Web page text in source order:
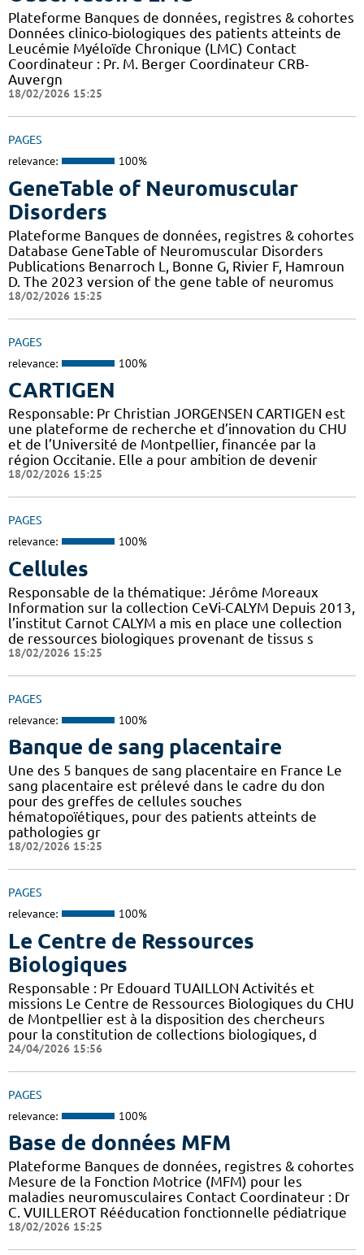
Plateforme Banques de données, registres & cohortes
Données clinico-biologiques des patients atteints de
Leucémie Myéloïde Chronique (LMC) Contact
Coordinateur : Pr. M. Berger Coordinateur CRB-
Auvergn
18/02/2026 15:25
PAGES
relevance: 100%
GeneTable of Neuromuscular
Disorders
Plateforme Banques de données, registres & cohortes
Database GeneTable of Neuromuscular Disorders
Publications Benarroch L, Bonne G, Rivier F, Hamroun
D. The 2023 version of the gene table of neuromus
18/02/2026 15:25
PAGES
relevance: 100%
CARTIGEN
Responsable: Pr Christian JORGENSEN CARTIGEN est
une plateforme de recherche et d’innovation du CHU
et de l’Université de Montpellier, financée par la
région Occitanie. Elle a pour ambition de devenir
18/02/2026 15:25
PAGES
relevance: 100%
Cellules
Responsable de la thématique: Jérôme Moreaux
Information sur la collection CeVi-CALYM Depuis 2013,
l’institut Carnot CALYM a mis en place une collection
de ressources biologiques provenant de tissus s
18/02/2026 15:25
PAGES
relevance: 100%
Banque de sang placentaire
Une des 5 banques de sang placentaire en France Le
sang placentaire est prélevé dans le cadre du don
pour des greffes de cellules souches
hématopoïétiques, pour des patients atteints de
pathologies gr
18/02/2026 15:25
PAGES
relevance: 100%
Le Centre de Ressources
Biologiques
Responsable : Pr Edouard TUAILLON Activités et
missions Le Centre de Ressources Biologiques du CHU
de Montpellier est à la disposition des chercheurs
pour la constitution de collections biologiques, d
24/04/2026 15:56
PAGES
relevance: 100%
Base de données MFM
Plateforme Banques de données, registres & cohortes
Mesure de la Fonction Motrice (MFM) pour les
maladies neuromusculaires Contact Coordinateur : Dr
C. VUILLEROT Rééducation fonctionnelle pédiatrique
18/02/2026 15:25